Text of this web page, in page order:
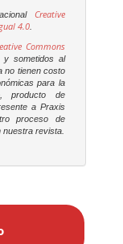
Creative
4.0
Commons
y sometidos al
no tienen costo
para la
producto de
a Praxis
proceso de
revista.